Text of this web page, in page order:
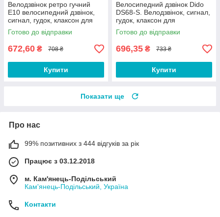
Велодзвінок ретро гучний
E10 велосипедний дзвінок,
сигнал, гудок, клаксон для
велосипеда, самокату
Сріблястий
Готово до відправки
672,60 ₴ 708 ₴
Купити
Велосипедний дзвінок Dido
DS68-S. Велодзвінок, сигнал,
гудок, клаксон для
велосипеда та самокату
Готово до відправки
696,35 ₴ 733 ₴
Купити
Показати ще
Про нас
99% позитивних з 444 відгуків за рік
Працює з 03.12.2018
м. Кам'янець-Подільський
Кам'янець-Подільський, Україна
Контакти